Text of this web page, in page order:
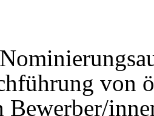
von
Bewerber/